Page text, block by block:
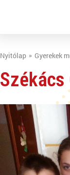
Nyitólap Gyerekek